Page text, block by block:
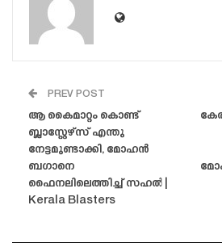
PREV POST
ആ കൈമാറ്റം കൊണ്ട്
ബ്ലാസ്റ്റേഴ്‌സ് എന്തു
നേട്ടമുണ്ടാക്കി, മോഹൻ
ബഗാനെ
ഫൈനലിലെത്തിച്ച് സഹൽ |
Kerala Blasters